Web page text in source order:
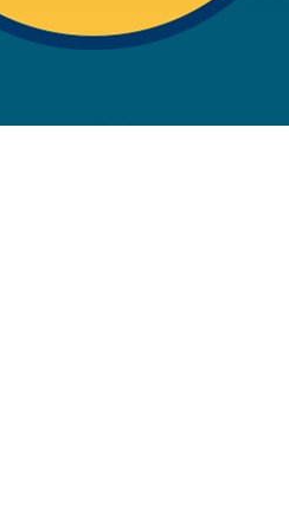
an unsere Partner für soziale
Informationen möglicherweise